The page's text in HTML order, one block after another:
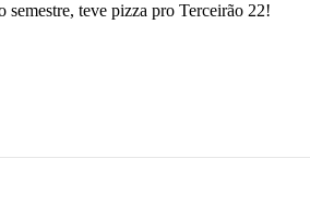
teve pizza pro Terceirão 22!